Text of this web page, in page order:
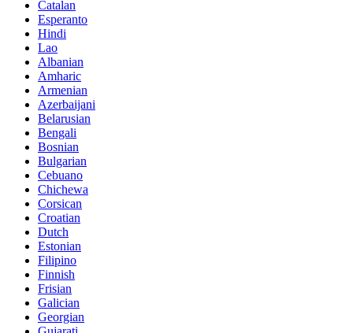
Catalan
Esperanto
Hindi
Lao
Albanian
Amharic
Armenian
Azerbaijani
Belarusian
Bengali
Bosnian
Bulgarian
Cebuano
Chichewa
Corsican
Croatian
Dutch
Estonian
Filipino
Finnish
Frisian
Galician
Georgian